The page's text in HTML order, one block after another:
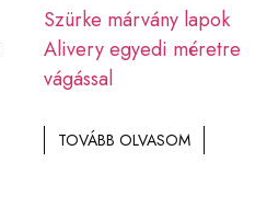
Szürke márvány lapok
Alivery egyedi méretre
vágással
TOVÁBB OLVASOM